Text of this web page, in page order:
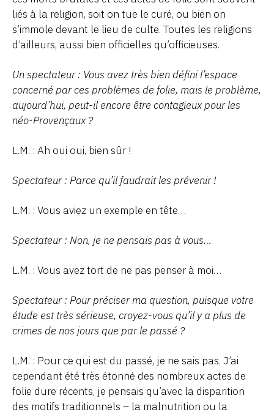
liés à la religion, soit on tue le curé, ou bien on
s’immole devant le lieu de culte. Toutes les religions
d’ailleurs, aussi bien officielles qu’officieuses.
Un spectateur : Vous avez très bien défini l’espace
concerné par ces problèmes de folie, mais le problème,
aujourd’hui, peut-il encore être contagieux pour les
néo-Provençaux ?
L.M. : Ah oui oui, bien sûr !
Spectateur : Parce qu’il faudrait les prévenir !
L.M. : Vous aviez un exemple en tête…
Spectateur : Non, je ne pensais pas à vous…
L.M. : Vous avez tort de ne pas penser à moi…
Spectateur : Pour préciser ma question, puisque votre
étude est très sérieuse, croyez-vous qu’il y a plus de
crimes de nos jours que par le passé ?
L.M. : Pour ce qui est du passé, je ne sais pas. J’ai
cependant été très étonné des nombreux actes de
folie dure récents, je pensais qu’avec la disparition
des motifs traditionnels – la malnutrition ou la